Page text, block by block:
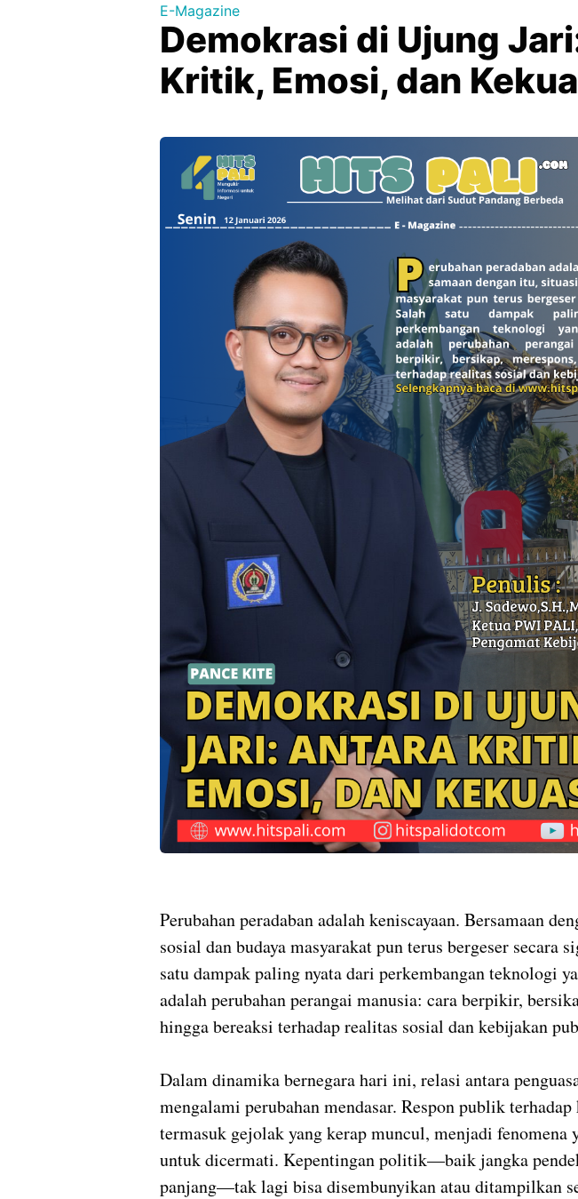
E-Magazine
Demokrasi di Ujung
Kritik, Emosi, dan
Perubahan peradaban adalah keniscayaan. Bersamaan
sosial dan budaya masyarakat pun terus bergeser secara
satu dampak paling nyata dari perkembangan teknologi
adalah perubahan perangai manusia: cara berpikir,
hingga bereaksi terhadap realitas sosial dan kebijakan
Dalam dinamika bernegara hari ini, relasi antara
mengalami perubahan mendasar. Respon publik
termasuk gejolak yang kerap muncul, menjadi fenomena
untuk dicermati. Kepentingan politik—baik jangka
panjang—tak lagi bisa disembunyikan atau ditampilkan